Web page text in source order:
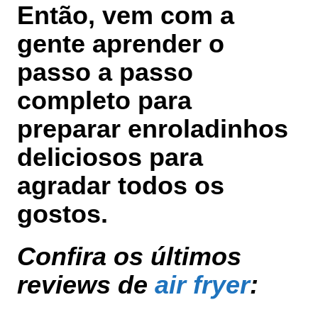
Então, vem com a
gente aprender o
passo a passo
completo para
preparar enroladinhos
deliciosos para
agradar todos os
gostos.
Confira os últimos
reviews de air fryer: